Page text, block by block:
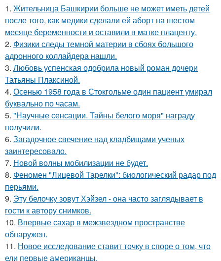
1. Жительница Башкирии больше не может иметь детей
после того, как медики сделали ей аборт на шестом
месяце беременности и оставили в матке плаценту.
2. Физики следы темной материи в сбоях большого
адронного коллайдера нашли.
3. Любовь успенская одобрила новый роман дочери
Татьяны Плаксиной.
4. Осенью 1958 года в Стокгольме один пациент умирал
буквально по часам.
5. "Научные сенсации. Тайны белого моря" награду
получили.
6. Загадочное свечение над кладбищами ученых
заинтересовало.
7. Новой волны мобилизации не будет.
8. Феномен "Лицевой Тарелки": биологический радар под
перьями.
9. Эту белочку зовут Хэйзел - она часто заглядывает в
гости к автору снимков.
10. Впервые сахар в межзвездном пространстве
обнаружен.
11. Новое исследование ставит точку в споре о том, что
ели первые американцы.